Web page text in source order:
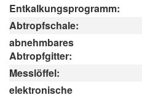
Entkalkungsprogramm:
Abtropfschale:
abnehmbares
Abtropfgitter:
Messlöffel:
elektronische